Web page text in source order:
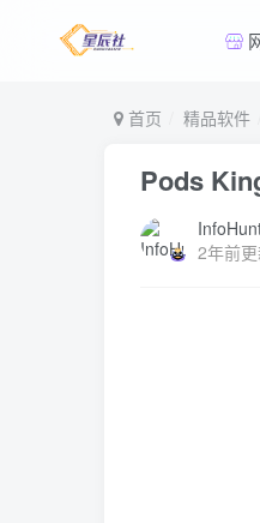
首页 精品软件
Pods
2年前